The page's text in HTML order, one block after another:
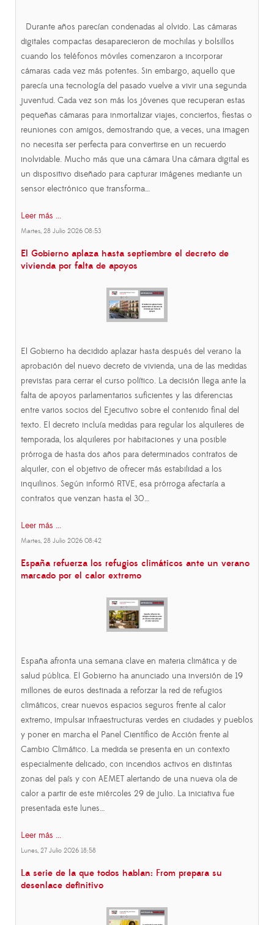
Durante años parecían condenadas al olvido. Las cámaras
digitales compactas desaparecieron de mochilas y bolsillos
cuando los teléfonos móviles comenzaron a incorporar
cámaras cada vez más potentes. Sin embargo, aquello que
parecía una tecnología del pasado vuelve a vivir una segunda
juventud. Cada vez son más los jóvenes que recuperan estas
pequeñas cámaras para inmortalizar viajes, conciertos, fiestas o
reuniones con amigos, demostrando que, a veces, una imagen
no necesita ser perfecta para convertirse en un recuerdo
inolvidable. Mucho más que una cámara Una cámara digital es
un dispositivo diseñado para capturar imágenes mediante un
sensor electrónico que transforma…
Leer más ...
Martes, 28 Julio 2026 08:53
El Gobierno aplaza hasta septiembre el decreto de
vivienda por falta de apoyos
El Gobierno ha decidido aplazar hasta después del verano la
aprobación del nuevo decreto de vivienda, una de las medidas
previstas para cerrar el curso político. La decisión llega ante la
falta de apoyos parlamentarios suficientes y las diferencias
entre varios socios del Ejecutivo sobre el contenido final del
texto. El decreto incluía medidas para regular los alquileres de
temporada, los alquileres por habitaciones y una posible
prórroga de hasta dos años para determinados contratos de
alquiler, con el objetivo de ofrecer más estabilidad a los
inquilinos. Según informó RTVE, esa prórroga afectaría a
contratos que venzan hasta el 30…
Leer más ...
Martes, 28 Julio 2026 08:42
España refuerza los refugios climáticos ante un verano
marcado por el calor extremo
España afronta una semana clave en materia climática y de
salud pública. El Gobierno ha anunciado una inversión de 19
millones de euros destinada a reforzar la red de refugios
climáticos, crear nuevos espacios seguros frente al calor
extremo, impulsar infraestructuras verdes en ciudades y pueblos
y poner en marcha el Panel Científico de Acción frente al
Cambio Climático. La medida se presenta en un contexto
especialmente delicado, con incendios activos en distintas
zonas del país y con AEMET alertando de una nueva ola de
calor a partir de este miércoles 29 de julio. La iniciativa fue
presentada este lunes…
Leer más ...
Lunes, 27 Julio 2026 18:58
La serie de la que todos hablan: From prepara su
desenlace definitivo